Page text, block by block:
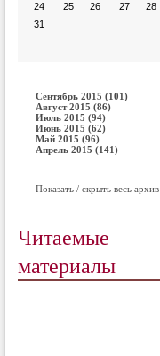
24
25 26 27 28
31
Сентябрь 2015 (101)
Август 2015 (86)
Июль 2015 (94)
Июнь 2015 (62)
Май 2015 (96)
Апрель 2015 (141)
Показать / скрыть весь архив
Читаемые
материалы